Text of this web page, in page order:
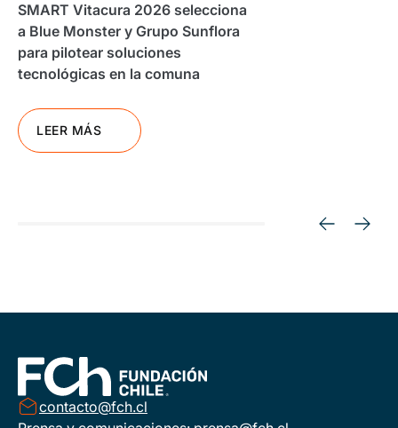
SMART Vitacura 2026 selecciona
a Blue Monster y Grupo Sunflora
para pilotear soluciones
tecnológicas en la comuna
LEER MÁS
contacto@fch.cl